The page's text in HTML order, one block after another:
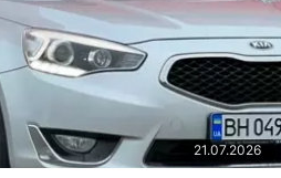
21.07.2026